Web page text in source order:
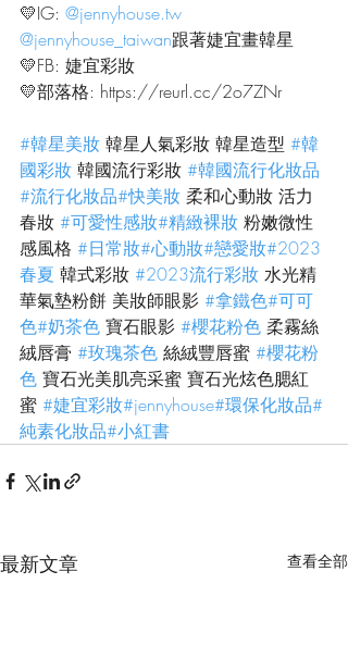
💛IG: @jennyhouse.tw
@jennyhouse_taiwan跟著婕宜畫韓星
💛FB: 婕宜彩妝
💛部落格: https://reurl.cc/2o7ZNr
#韓星美妝 韓星人氣彩妝 韓星造型 #韓
國彩妝 韓國流行彩妝 #韓國流行化妝品
#流行化妝品#快美妝 柔和心動妝 活力
春妝 #可愛性感妝#精緻裸妝 粉嫩微性
感風格 #日常妝#心動妝#戀愛妝#2023
春夏 韓式彩妝 #2023流行彩妝 水光精
華氣墊粉餅 美妝師眼影 #拿鐵色#可可
色#奶茶色 寶石眼影 #櫻花粉色 柔霧絲
絨唇膏 #玫瑰茶色 絲絨豐唇蜜 #櫻花粉
色 寶石光美肌亮采蜜 寶石光炫色腮紅
蜜 #婕宜彩妝#jennyhouse#環保化妝品#
純素化妝品#小紅書
最新文章 查看全部